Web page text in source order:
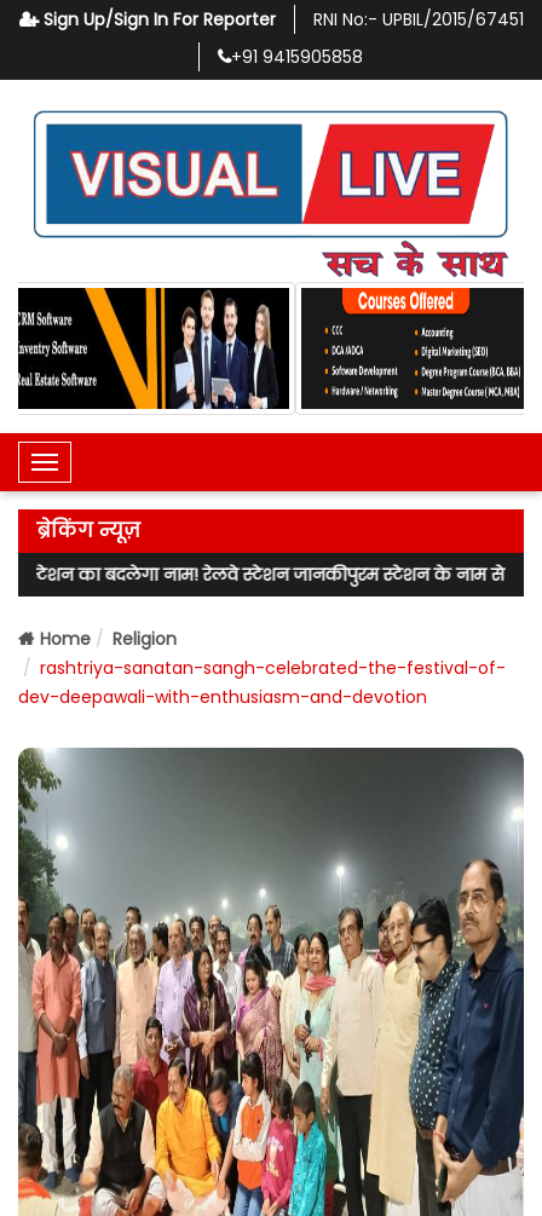
Sign Up/Sign In For Reporter RNI No:- UPBIL/2015/67451
+91 9415905858
Toggle Navigation
ब्रेकिंग न्यूज़
नाम! रेलवे स्टेशन जानकीपुरम स्टेशन के नाम से जाना जाएगा! लखनऊ
Home
Religion
rashtriya-sanatan-sangh-celebrated-the-festival-of-
dev-deepawali-with-enthusiasm-and-devotion